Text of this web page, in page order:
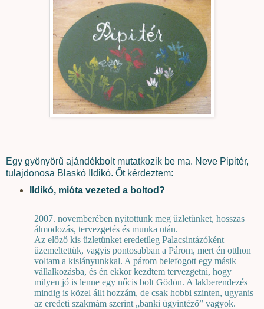
Egy gyönyörű ajándékbolt mutatkozik be ma. Neve Pipitér,
tulajdonosa Blaskó Ildikó. Őt kérdeztem:
Ildikó, mióta vezeted a boltod?
2007. novemberében nyitottunk meg üzletünket, hosszas
álmodozás, tervezgetés és munka után.
Az előző kis üzletünket eredetileg Palacsintázóként
üzemeltettük, vagyis pontosabban a Párom, mert én otthon
voltam a kislányunkkal. A párom belefogott egy másik
vállalkozásba, és én ekkor kezdtem tervezgetni, hogy
milyen jó is lenne egy nőcis bolt Gödön. A lakberendezés
mindig is közel állt hozzám, de csak hobbi szinten, ugyanis
az eredeti szakmám szerint „banki ügyintéző” vagyok.